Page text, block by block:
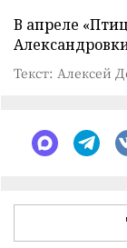
В апреле
Текст: Алексей